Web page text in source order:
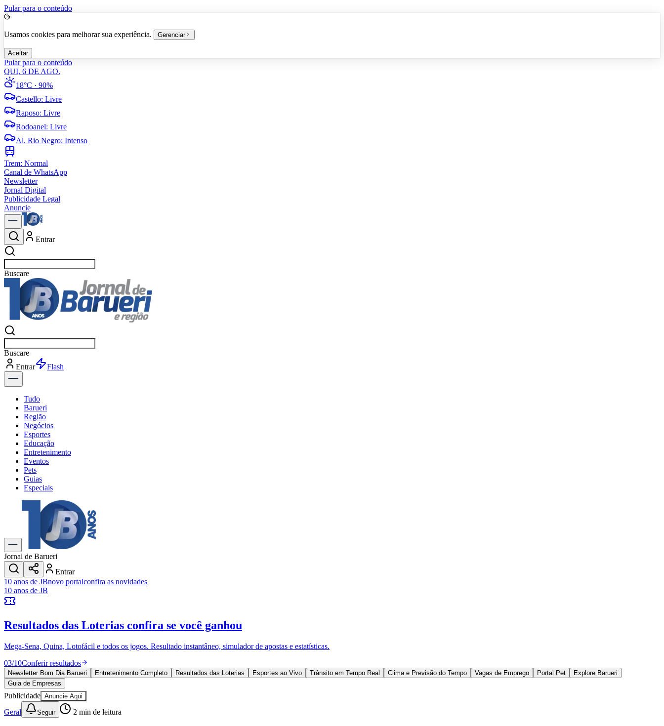
Pular para o conteúdo
Usamos cookies para melhorar sua experiência. Gerenciar
Aceitar
Pular para o conteúdo
QUI, 6 DE AGO.
18°C · 90%
Castello: Livre
Raposo: Livre
Rodoanel: Livre
Al. Rio Negro: Intenso
Trem: Normal
Canal de WhatsApp
Newsletter
Jornal Digital
Publicidade Legal
Anuncie
Entrar
Buscaresportes
Buscaresportes
Entrar
Flash
Tudo
Barueri
Região
Negócios
Esportes
Educação
Entretenimento
Eventos
Pets
Guias
Especiais
Explore Tudo
Últimas Notícias
Previsão do Tempo
Trânsito e Rotas
Dia a Dia & Lazer
Transportes
Gastronomia
Cinema & Shows
JogosNovo
Anuncie no Portal
Cadastrar Empresa
Divulgar Vagas Novo
Publicidade Legal
Política
Eleições
Esportes
Saúde
Segurança
Cultura
Jornal de Barueri
Entrar
10 anos de JBnovo portalconfira as novidades
10 anos de JB
Resultados das Loterias confira se você ganhou
Mega-Sena, Quina, Lotofácil e todos os jogos. Resultado instantâneo, simulador de apostas e estatísticas.
03/10Conferir resultados
Newsletter Bom Dia Barueri Entretenimento Completo Resultados das Loterias Esportes ao Vivo Trânsito em Tempo Real Clima e Previsão do Tempo Vagas de Emprego Portal Pet
Explore Barueri
Guia de Empresas
Publicidade Anuncie Aqui
Geral Seguir 2 min de leitura